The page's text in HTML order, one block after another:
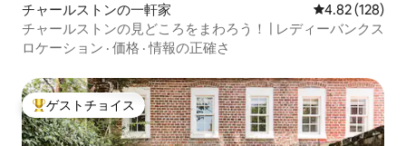
チャールストンの一軒家 レビュー128
4.82 (128)
チャールストンの見どころをまわろう！ | レディーバンクス
ロケーション · 価格 ·情報の正確さ
大好評のゲストチョイスです。
ゲストチョイス